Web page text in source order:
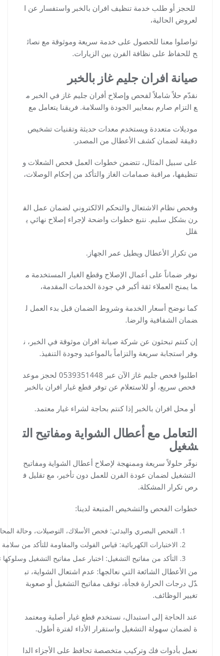
للحجز أو طلب خدمة تنظيف افران بالخبر واستفسار عن ا
لعروض الحالية،
تواصلوا معنا للحصول على خدمة سريعة وموثوقة مع نصائ
ح للحفاظ على نظافة الفرن بين الزيارات.
صيانة افران جليم غاز بالخبر
نقدّم حلاً شاملاً لفحص وإصلاح أفران جليم غاز في الخبر م
ع التزام صارم بمعايير الجودة والسلامة. فريقنا يتعامل مع
موديلات متعددة ويستخدم معدات حديثة وتقنيات تشخيص
دقيقة لضمان كشف الأعطال من المصدر.
على سبيل المثال، تتضمن خطوات العمل فحص الشعلات و
تنظيفها، مراقبة صمامات الغاز والتأكد من إحكام الوصلات،
وفحص نظام الاشتعال والتحكم الالكتروني لضمان عمل الف
رن بشكل سليم. نتبع خطوات واضحة لإجراء إصلاح نهائي ي
قلل
من تكرار الأعطال ويطيل عمر الجهاز.
نوفر ضماناً على أعمال الإصلاح وقطع الغيار المستخدمة م
ما يمنح العملاء ثقة أكبر في جودة الخدمات المقدمة،
كما نوضح أسعار الخدمة وشروط الضمان قبل بدء العمل ل
ضمان الشفافية والرضا.
إن كنتم تبحثون عن شركة صيانة افران موثوقة في الخبر، ن
وفر استجابة سريعة والتزاماً بالمواعيد وجودة التنفيذ.
اطلبوا فحص جليم غاز الآن عبر 0539351448 لحجز موعد
فحص سريع، أو للاستعلام عن توفر قطع غيار افران بالخبر
أو محل افران بالخبر إذا كنتم بحاجة لشراء غيار معتمد.
التعامل مع أعطال الشواية ومفاتيح الت
شغيل
نوفّر حلولاً سريعة وممنهجة لإصلاح أعطال الشواية ومفاتيح
التشغيل لضمان عودة الفرن للعمل دون تأخير، مع تقليل ف
رص تكرار المشكلة.
خطوات الفحص والتشخيص المتبعة لدينا:
الفحص البصري والبدئي: فحص الأسلاك، التوصيلات، وحالة
الاختبارات الكهربائية: قياس الفولت والمقاومة للتأكد من
التأكد من مفاتيح التشغيل: اختبار عمل مفاتيح التشغيل
من الأعطال الشائعة التي نعالجها: عدم اشتعال الشواية، تب
دّل درجات الحرارة فجأة، توقف مفاتيح التشغيل أو صعوبة
تغيير الوظائف.
عند الحاجة إلى استبدال، نستخدم قطع غيار أصلية ومعتمد
ة لضمان سهولة التشغيل واستقرار الأداء لفترة أطول.
نعمل بأدوات فك وتركيب متخصصة تحافظ على الأجزاء الدا